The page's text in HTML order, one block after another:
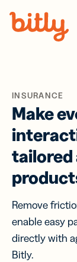
INSURANCE
Make
tailored
Remove
enable easy
directly with
Bitly.